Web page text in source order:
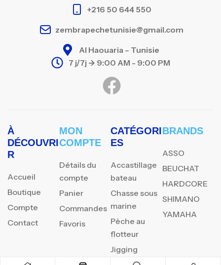
+216 50 644 550
zembrapechetunisie@gmail.com
Al Haouaria – Tunisie
7 j/7j -> 9:00 AM - 9:00 PM
À
DÉCOUVRI
R
Accueil
Boutique
Compte
Contact
MON
COMPTE
Détails du
compte
Panier
Commandes
Favoris
CATÉGORI
ES
Accastillage
bateau
Chasse sous
marine
Pèche au
flotteur
Jigging
BRANDS
ASSO
BEUCHAT
HARDCORE
SHIMANO
YAMAHA